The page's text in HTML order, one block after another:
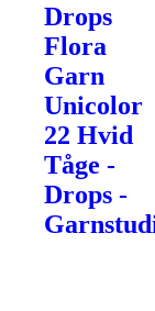
Drops
Flora
Garn
Unicolor
22 Hvid
Tåge -
Drops -